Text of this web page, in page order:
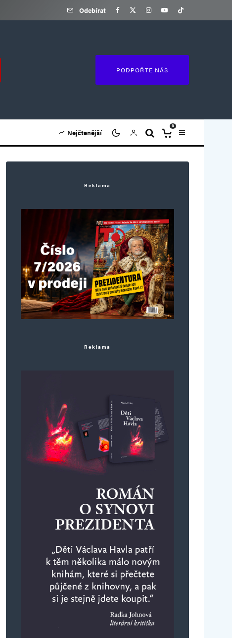
Odebírat
PODPOŘTE NÁS
Nejčtenější
0
Reklama
Reklama